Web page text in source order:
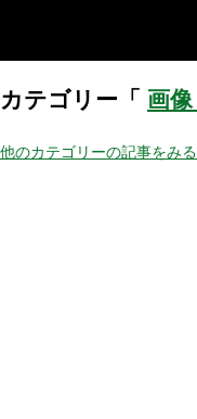
カテゴリー「 画像
他のカテゴリーの記事をみる